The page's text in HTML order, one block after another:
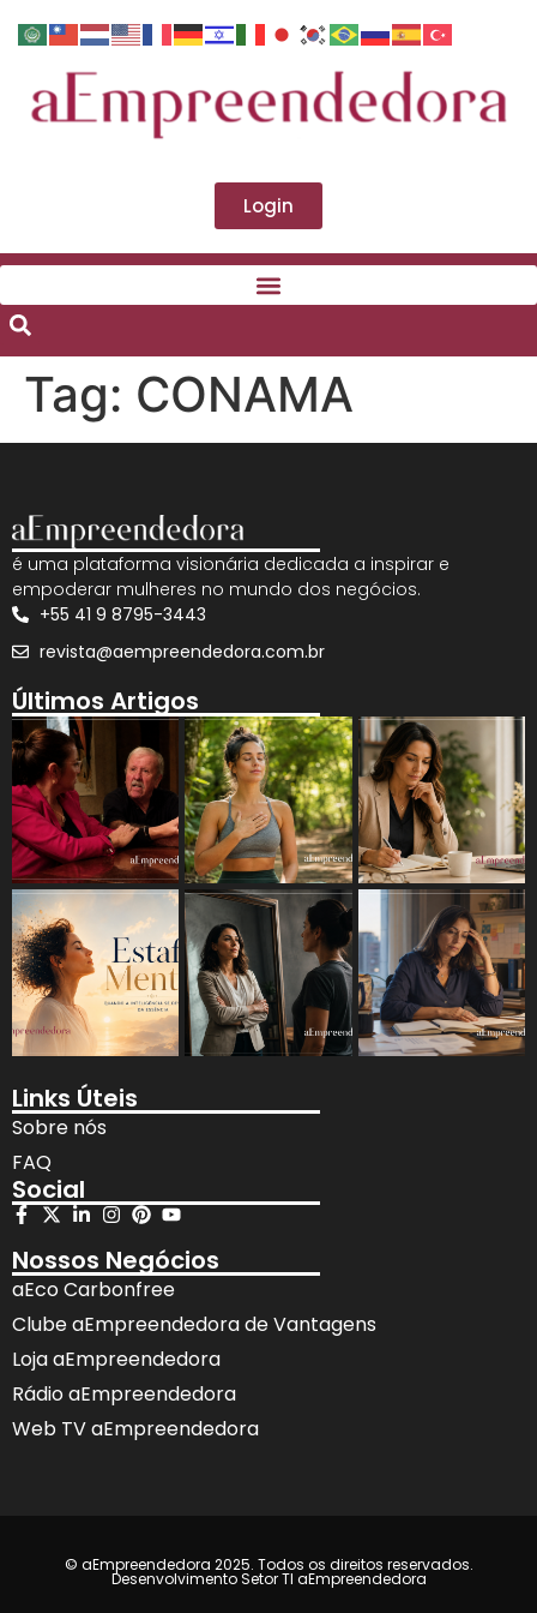
Login
Tag: CONAMA
é uma plataforma visionária dedicada a inspirar e
empoderar mulheres no mundo dos negócios.
+55 41 9 8795-3443
revista@aempreendedora.com.br
Últimos Artigos
Links Úteis
Sobre nós
FAQ
Social
Nossos Negócios
aEco Carbonfree
Clube aEmpreendedora de Vantagens
Loja aEmpreendedora
Rádio aEmpreendedora
Web TV aEmpreendedora
© aEmpreendedora 2025. Todos os direitos reservados.
Desenvolvimento Setor TI aEmpreendedora